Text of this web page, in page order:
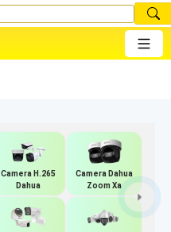
Camera H.265
Dahua
Camera Dahua
Zoom Xa